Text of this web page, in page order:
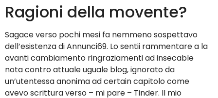
Ragioni della movente?
Sagace verso pochi mesi fa nemmeno sospettavo
dell’esistenza di Annunci69. Lo sentii rammentare a la
avanti cambiamento ringraziamenti ad insecable
nota contro attuale uguale blog, ignorato da
un’utentessa anonima ad certain capitolo come
avevo scrittura verso – mi pare – Tinder. Il mio